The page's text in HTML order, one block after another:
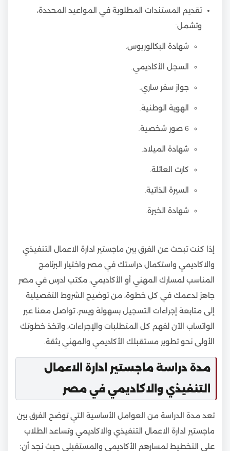
تقديم المستندات المطلوبة في المواعيد المحددة،
وتشمل:
شهادة البكالوريوس.
السجل الأكاديمي.
جواز سفر ساري.
الهوية الوطنية.
6 صور شخصية.
شهادة الميلاد.
كارت العائلة.
السيرة الذاتية.
شهادة الخبرة.
إذا كنت تبحث عن الفرق بين ماجستير ادارة الاعمال التنفيذي
والاكاديمي واستكمال دراستك في مصر واختيار البرنامج
المناسب لمسارك المهني أو الأكاديمي، مكتب ادرس في مصر
جاهز لدعمك في كل خطوة، من توضيح الشروط التفصيلية
إلى متابعة إجراءات التسجيل بسهولة ويسر، تواصل معنا عبر
الواتساب الآن لفهم كل المتطلبات والإجراءات، واتخذ خطوتك
الأولى نحو تطوير مستقبلك الأكاديمي والمهني بثقة.
مدة دراسة ماجستير ادارة الاعمال
التنفيذي والاكاديمي في مصر
تعد مدة الدراسة من العوامل الأساسية التي توضح الفرق بين
ماجستير ادارة الاعمال التنفيذي والاكاديمي وتساعد الطلاب
على التخطيط لمسارهم الأكاديمي والمستقبلي حيث نجد أن: